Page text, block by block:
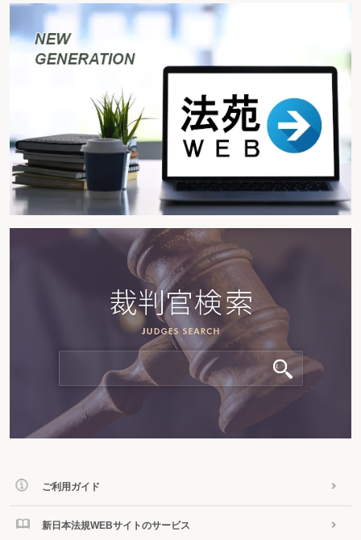
ご利用ガイド
新日本法規WEBサイトのサービス